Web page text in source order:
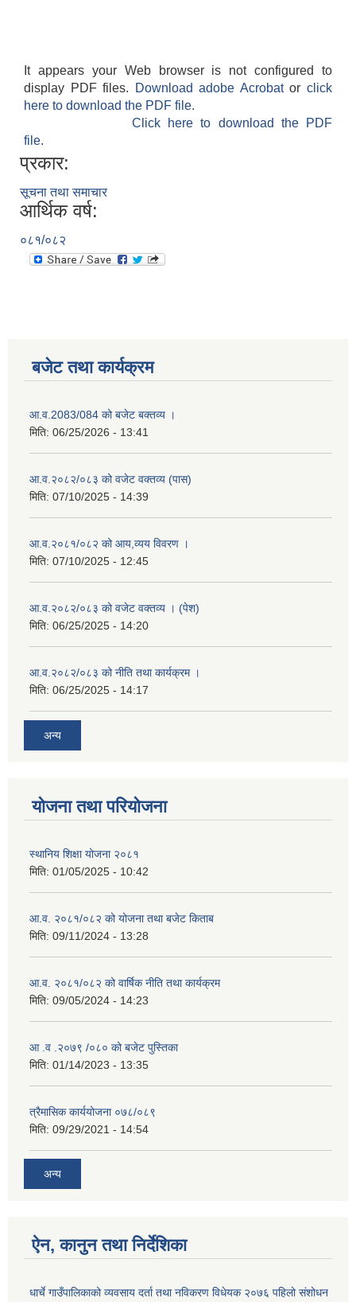
It appears your Web browser is not configured to
display PDF files.
Download adobe Acrobatorclick
here to download the PDF file.
Click here to download the PDF
file.
प्रकार:
सूचना तथा समाचार
आर्थिक वर्ष:
०८१/०८२
बजेट तथा कार्यक्रम
आ.व.2083/084 को बजेट बक्तव्य ।
मिति: 06/25/2026 - 13:41
आ.व.२०८२/०८३ को वजेट वक्तव्य (पास)
मिति: 07/10/2025 - 14:39
आ.व.२०८१/०८२ को आय,व्यय विवरण ।
मिति: 07/10/2025 - 12:45
आ.व.२०८२/०८३ को वजेट वक्तव्य । (पेश)
मिति: 06/25/2025 - 14:20
आ.व.२०८२/०८३ को नीति तथा कार्यक्रम ।
मिति: 06/25/2025 - 14:17
अन्य
योजना तथा परियोजना
स्थानिय शिक्षा योजना २०८१
मिति: 01/05/2025 - 10:42
आ.व. २०८१/०८२ को योजना तथा बजेट किताब
मिति: 09/11/2024 - 13:28
आ.व. २०८१/०८२ को वार्षिक नीति तथा कार्यक्रम
मिति: 09/05/2024 - 14:23
आ .व .२०७९ /०८० को बजेट पुस्तिका
मिति: 01/14/2023 - 13:35
त्रैमासिक कार्ययोजना ०७८/०८९
मिति: 09/29/2021 - 14:54
अन्य
ऐन, कानुन तथा निर्देशिका
धार्चे गाउँपालिकाको व्यवसाय दर्ता तथा नविकरण विधेयक २०७६ पहिलो संशोधन